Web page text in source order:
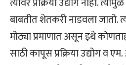
बाबतीत शेतकरी नाडवला जातो.
मोठ्या प्रमाणात असून इथे
साठी कापूस प्रक्रिया उद्योग व